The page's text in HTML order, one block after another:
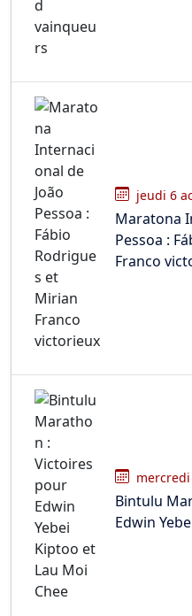
jeudi 6
Maratona
Pessoa :
Franco
Bintulu
Edwin